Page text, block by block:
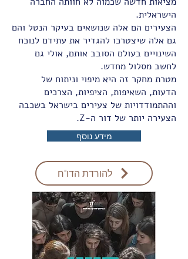
הישראלית.
הצעירים הם אלה שנושאים בעיקר הנטל והם
גם אלה שיצטרכו להגדיר את עתידם לנוכח
השינויים בעולם הסובב אותם, אולי גם
לחשב מסלול מחדש.
מטרת מחקר זה היא מיפוי וניתוח של
הדעות, השאיפות, הציפיות, הצרכים
וההתמודדויות של צעירים בישראל בשכבה
הצעירה יותר של דור ה-Z.
מידע נוסף
להורדת הדו"ח